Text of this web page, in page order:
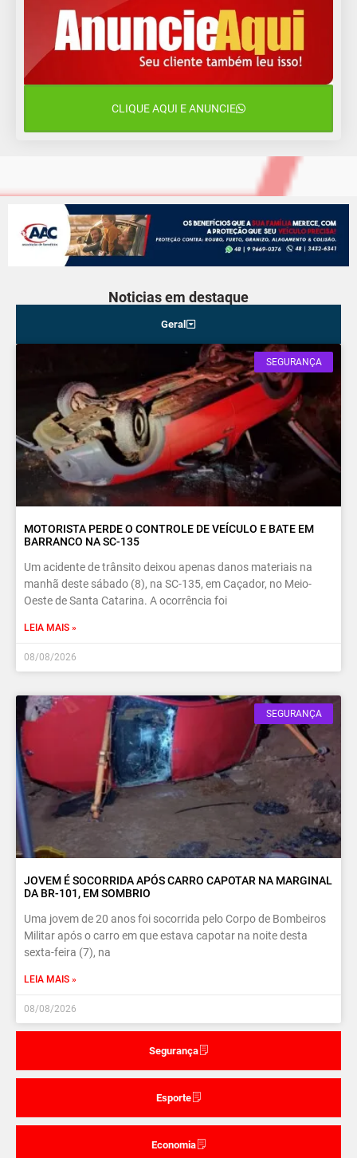
13 de agosto
Quinta-Feira
CLIQUE AQUI E ANUNCIE
Noticias em destaque
Geral
Segurança
Esporte
Economia
SEGURANÇA
MOTORISTA PERDE O CONTROLE DE VEÍCULO E BATE EM
BARRANCO NA SC-135
Um acidente de trânsito deixou apenas danos materiais na
manhã deste sábado (8), na SC-135, em Caçador, no Meio-
Oeste de Santa Catarina. A ocorrência foi
LEIA MAIS »
08/08/2026
SEGURANÇA
JOVEM É SOCORRIDA APÓS CARRO CAPOTAR NA MARGINAL
DA BR-101, EM SOMBRIO
Uma jovem de 20 anos foi socorrida pelo Corpo de Bombeiros
Militar após o carro em que estava capotar na noite desta
sexta-feira (7), na
LEIA MAIS »
08/08/2026